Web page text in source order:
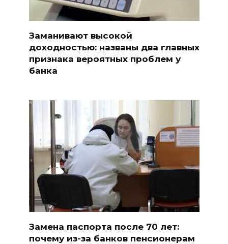
Заманивают высокой
доходностью: названы два главных
признака вероятных проблем у
банка
Замена паспорта после 70 лет:
почему из-за банков пенсионерам